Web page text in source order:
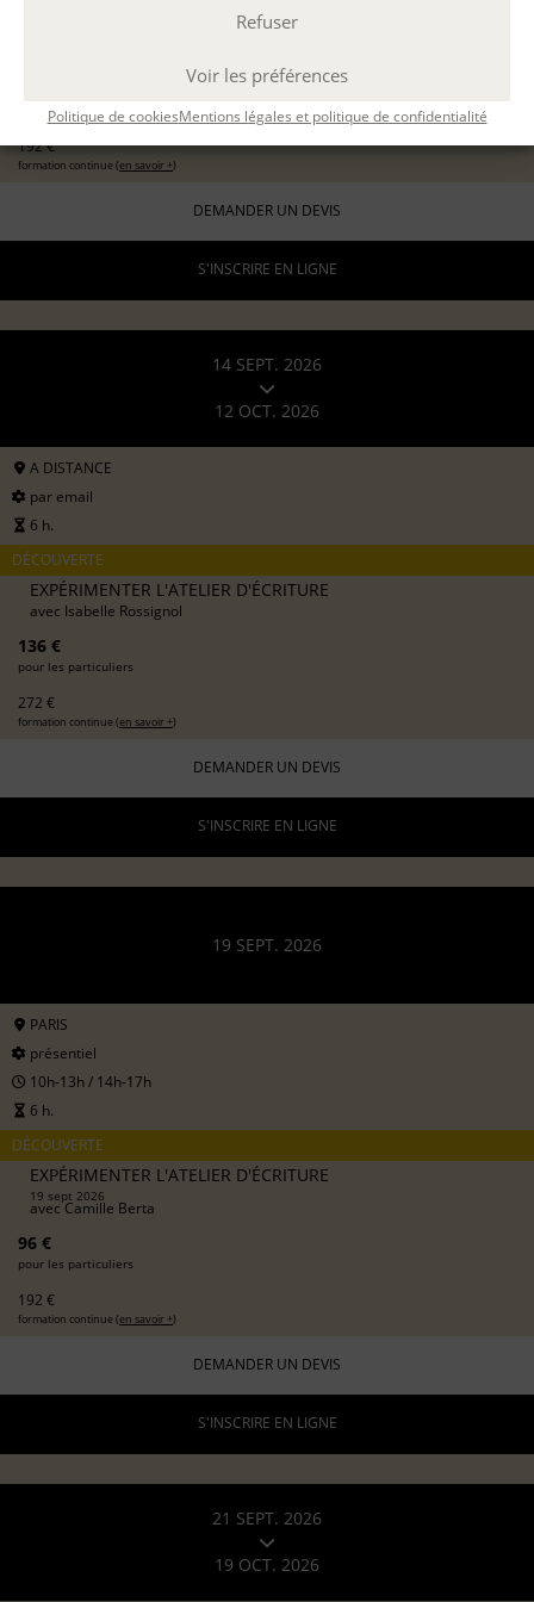
Refuser
Voir les préférences
Politique de cookiesMentions légales et politique de confidentialité
EXPÉRIMENTER L'ATELIER D'ÉCRITURE
pour les particuliers
192 €
formation continue (en savoir +)
DEMANDER UN DEVIS
S'INSCRIRE EN LIGNE
14 SEPT. 2026
12 OCT. 2026
A DISTANCE
par email
6 h.
DÉCOUVERTE
EXPÉRIMENTER L'ATELIER D'ÉCRITURE
avec Isabelle Rossignol
136 €
pour les particuliers
272 €
formation continue (en savoir +)
DEMANDER UN DEVIS
S'INSCRIRE EN LIGNE
19 SEPT. 2026
PARIS
présentiel
10h-13h / 14h-17h
6 h.
DÉCOUVERTE
EXPÉRIMENTER L'ATELIER D'ÉCRITURE
19 sept 2026
avecCamille Berta
96 €
pour les particuliers
192 €
formation continue (en savoir +)
DEMANDER UN DEVIS
S'INSCRIRE EN LIGNE
21 SEPT. 2026
19 OCT. 2026